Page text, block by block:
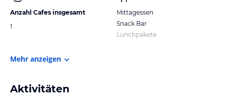
Anzahl Cafes insgesamt
1
Mittagessen
Snack Bar
Lunchpakete
Mehr anzeigen
Aktivitäten